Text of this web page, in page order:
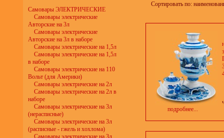
Самовары ЭЛЕКТРИЧЕСКИЕ
Самовары электрические
Авторские на 3л
Самовары электрические
Авторские на 3л в наборе
Самовары электрические на 1,5л
Самовары электрические на 1,5л
в наборе
Самовары электрические на 110
Вольт (для Америки)
Самовары электрические на 2л
Самовары электрические на 2л в
наборе
Самовары электрические на 3л
(нерасписные)
Самовары электрические на 3л
(расписные - гжель и хохлома)
Самовары электрические на 3л
Сортировать по:
подробнее...